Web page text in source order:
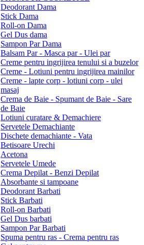
Deodorant Dama
Stick Dama
Roll-on Dama
Gel Dus dama
Sampon Par Dama
Balsam Par - Masca par - Ulei par
Creme pentru ingrijirea tenului si a buzelor
Creme - Lotiuni pentru ingrijirea mainilor
Creme - lapte corp - lotiuni corp - ulei
masaj
Crema de Baie - Spumant de Baie - Sare
de Baie
Lotiuni curatare & Demachiere
Servetele Demachiante
Dischete demachiante - Vata
Betisoare Urechi
Acetona
Servetele Umede
Crema Depilat - Benzi Depilat
Absorbante si tampoane
Deodorant Barbati
Stick Barbati
Roll-on Barbati
Gel Dus barbati
Sampon Par Barbati
Spuma pentru ras - Crema pentru ras